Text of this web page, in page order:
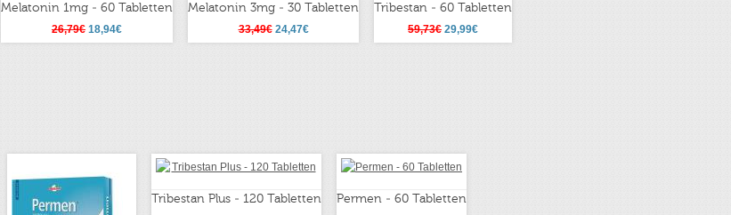
Melatonin 1mg - 60 Tabletten
26,79€ 18,94€
Melatonin 3mg - 30 Tabletten
33,49€ 24,47€
Tribestan - 60 Tabletten
59,73€ 29,99€
Tribestan Plus - 120 Tabletten Permen - 60 Tabletten